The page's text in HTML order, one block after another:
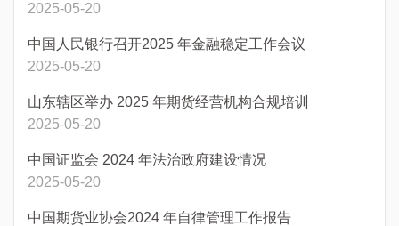
2025-05-20
中国人民银行召开2025 年金融稳定工作会议
2025-05-20
山东辖区举办 2025 年期货经营机构合规培训
2025-05-20
中国证监会 2024 年法治政府建设情况
2025-05-20
中国期货业协会2024 年自律管理工作报告